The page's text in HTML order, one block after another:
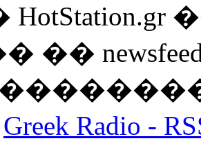
��
Greek Radio